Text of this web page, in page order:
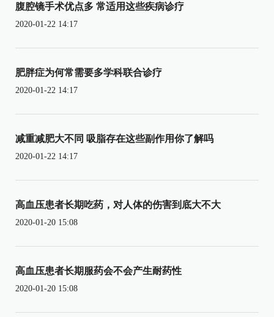
腹腔镜手术优点多 常适用这些疾病诊疗
2020-01-22 14:17
肥胖症为何常需要多学科联合诊疗
2020-01-22 14:17
减重减肥大不同 吸脂存在这些副作用你了解吗
2020-01-22 14:17
高血压患者长期吃药，对人体的伤害到底大不大
2020-01-20 15:08
高血压患者长期服药会不会产生耐药性
2020-01-20 15:08